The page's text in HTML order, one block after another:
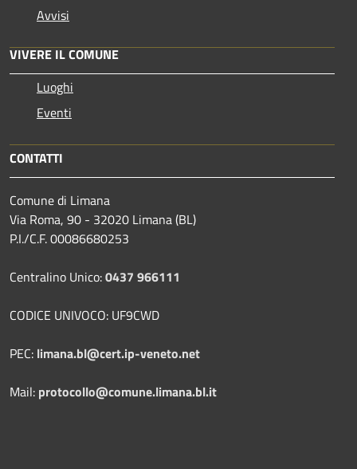
Avvisi
VIVERE IL COMUNE
Luoghi
Eventi
CONTATTI
Comune di Limana
Via Roma, 90 - 32020 Limana (BL)
P.I./C.F. 00086680253
Centralino Unico:0437 966111
CODICE UNIVOCO: UF9CWD
PEC: limana.bl@cert.ip-veneto.net
Mail: protocollo@comune.limana.bl.it